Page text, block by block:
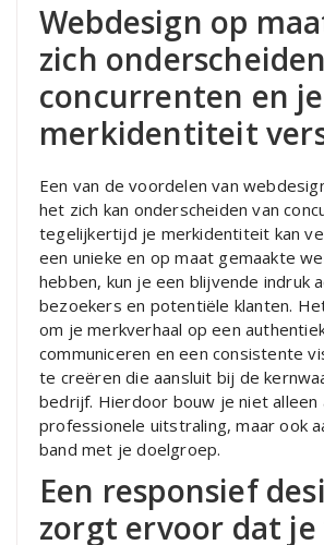
Webdesign op
zich
concurrenten en je
merkidentiteit
Een van de voordelen van
het zich kan onderscheiden van
tegelijkertijd je merkidentiteit kan
een unieke en op maat gemaakte
hebben, kun je een blijvende indruk
bezoekers en potentiële klanten.
om je merkverhaal op een
communiceren en een consistente
te creëren die aansluit bij de
bedrijf. Hierdoor bouw je niet alleen
professionele uitstraling, maar ook
band met je doelgroep.
Een responsief
zorgt ervoor dat